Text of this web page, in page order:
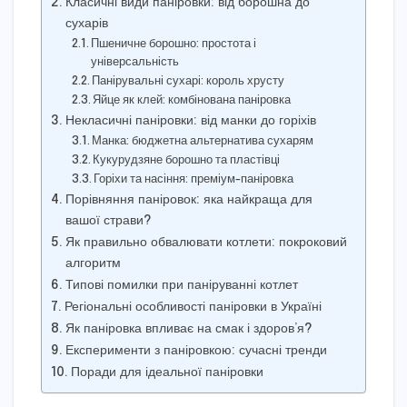
Класичні види паніровки: від борошна до
сухарів
Пшеничне борошно: простота і
універсальність
Панірувальні сухарі: король хрусту
Яйце як клей: комбінована паніровка
Некласичні паніровки: від манки до горіхів
Манка: бюджетна альтернатива сухарям
Кукурудзяне борошно та пластівці
Горіхи та насіння: преміум-паніровка
Порівняння паніровок: яка найкраща для
вашої страви?
Як правильно обвалювати котлети: покроковий
алгоритм
Типові помилки при паніруванні котлет
Регіональні особливості паніровки в Україні
Як паніровка впливає на смак і здоров’я?
Експерименти з паніровкою: сучасні тренди
Поради для ідеальної паніровки